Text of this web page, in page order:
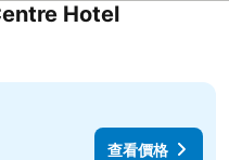
價格
Hotel查看價格
查看價格